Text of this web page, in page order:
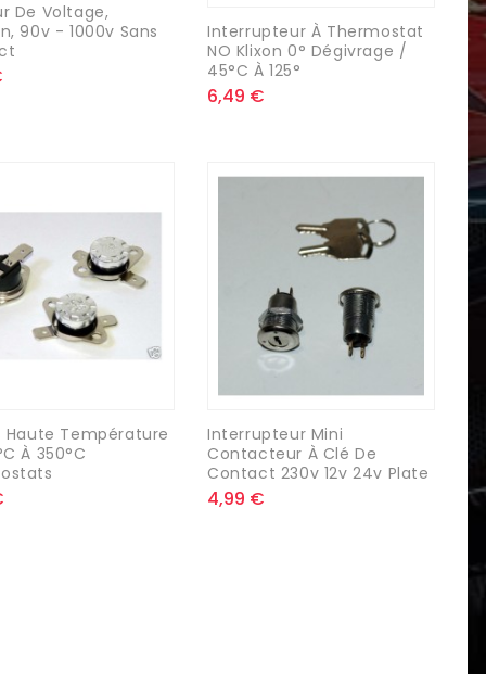
De Voltage,
90v - 1000v Sans
Interrupteur À Thermostat
NO Klixon 0° Dégivrage /
45°C À 125°
6,49 €
Haute Température
À 350°C
Interrupteur Mini
Contacteur À Clé De
Contact 230v 12v 24v Plate
4,99 €